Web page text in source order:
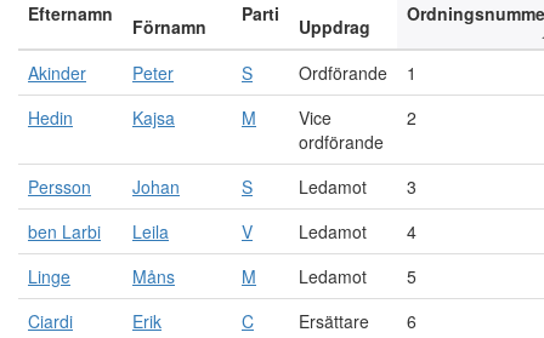
Efternamn
Förnamn
Parti
Uppdrag
Akinder Peter S Ordförande
1
Hedin
Kajsa M
Vice
ordförande
2
Persson Johan S Ledamot
3
ben Larbi
Leila V Ledamot
4
Linge
Måns M Ledamot
5
Ciardi
Erik C Ersättare
6